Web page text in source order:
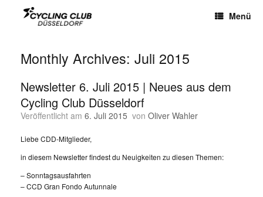
Menü
Monthly Archives: Juli 2015
Newsletter 6. Juli 2015 | Neues aus dem
Cycling Club Düsseldorf
Veröffentlicht am 6. Juli 2015 von Oliver Wahler
Liebe CDD-Mitglieder,
in diesem Newsletter findest du Neuigkeiten zu diesen Themen:
– Sonntagsausfahrten
– CCD Gran Fondo Autunnale